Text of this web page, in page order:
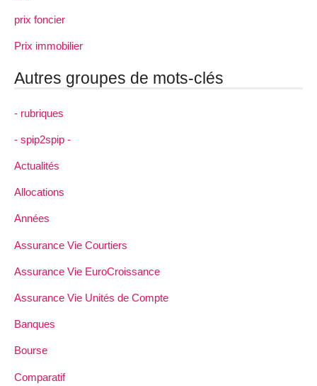
prix foncier
Prix immobilier
Autres groupes de mots-clés
- rubriques
- spip2spip -
Actualités
Allocations
Années
Assurance Vie Courtiers
Assurance Vie EuroCroissance
Assurance Vie Unités de Compte
Banques
Bourse
Comparatif